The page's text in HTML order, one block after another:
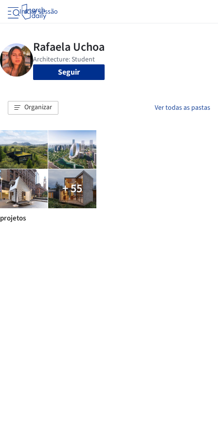
Iniciar sessão
Seguir
Organizar Ver todas as pastas
+ 55
projetos